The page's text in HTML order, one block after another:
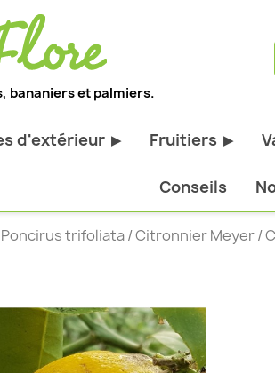
bananiers et palmiers.
d'extérieur ▶
les plantes d'extérieur
rustiques
rustiques
et arbustes à feuillage
grimpantes
Fruitiers ▶
Tous les
Arbres et
Agrumes
Fruitiers
Conseils
trifoliata / Citronnier Meyer /